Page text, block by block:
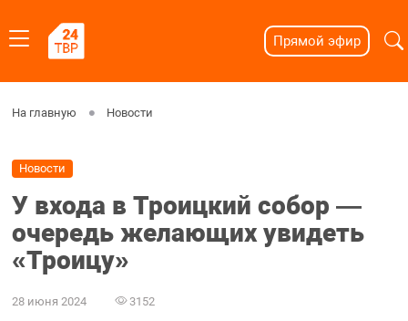
Прямой эфир
На главную Новости
Новости
У входа в Троицкий собор —
очередь желающих увидеть
«Троицу»
28 июня 2024 3152